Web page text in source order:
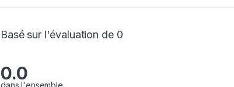
Basé sur l'évaluation de 0
0.0